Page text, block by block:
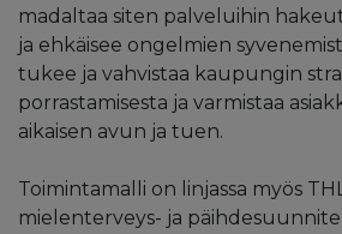
madaltaa siten palveluihin
ja ehkäisee ongelmien
tukee ja vahvistaa kaupungin
porrastamisesta ja varmistaa
aikaisen avun ja tuen.
Toimintamalli on linjassa myös
mielenterveys- ja